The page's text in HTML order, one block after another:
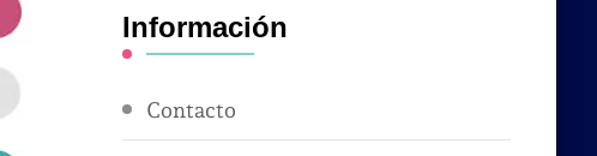
Información
Contacto